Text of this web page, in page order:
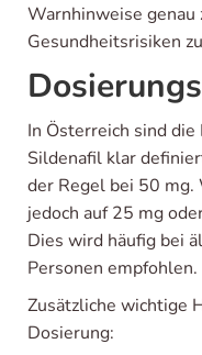
Warnhinweise genau
Gesundheitsrisiken
In Österreich sind
Sildenafil klar
der Regel bei 50 mg.
jedoch auf 25 mg
Dies wird häufig bei
Personen empfohlen.
Zusätzliche wichtige
Dosierung: